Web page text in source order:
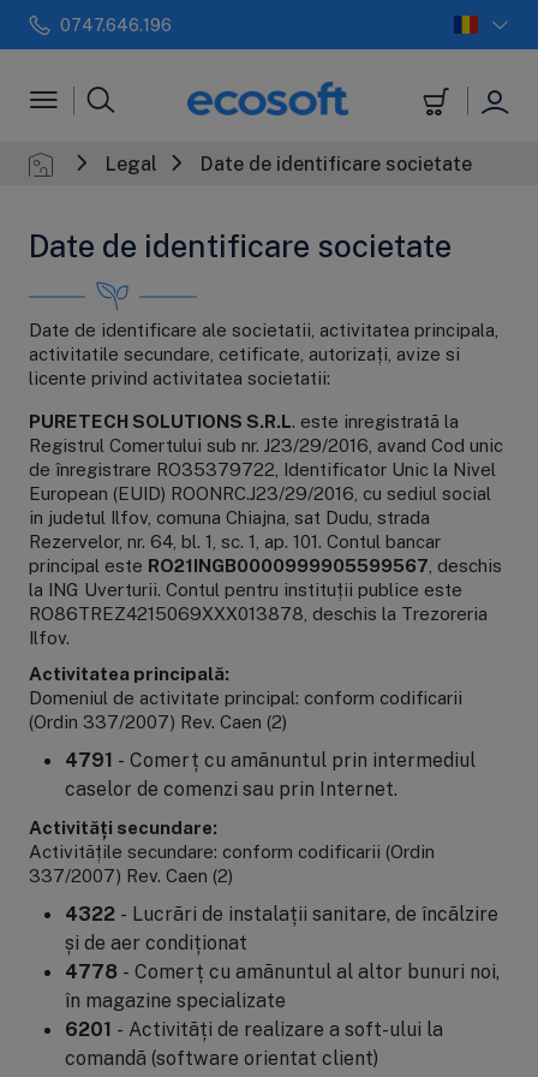
0747.646.196
Legal
Date de identificare societate
Date de identificare societate
Date de identificare ale societatii, activitatea principala,
activitatile secundare, cetificate, autorizați, avize si
licente privind activitatea societatii:
PURETECH SOLUTIONS S.R.L. este inregistrată la
Registrul Comertului sub nr. J23/29/2016, avand Cod unic
de înregistrare RO35379722, Identificator Unic la Nivel
European (EUID) ROONRC.J23/29/2016, cu sediul social
in judetul Ilfov, comuna Chiajna, sat Dudu, strada
Rezervelor, nr. 64, bl. 1, sc. 1, ap. 101. Contul bancar
principal este RO21INGB0000999905599567 , deschis
la ING Uverturii. Contul pentru instituții publice este
RO86TREZ4215069XXX013878, deschis la Trezoreria
Ilfov.
Activitatea principală:
Domeniul de activitate principal: conform codificarii
(Ordin 337/2007) Rev. Caen (2)
4791 - Comerţ cu amănuntul prin intermediul
caselor de comenzi sau prin Internet.
Activităţi secundare:
Activităţile secundare: conform codificarii (Ordin
337/2007) Rev. Caen (2)
4322- Lucrări de instalaţii sanitare, de încălzire
şi de aer condiţionat
4778- Comerţ cu amănuntul al altor bunuri noi,
în magazine specializate
6201 - Activităţi de realizare a soft-ului la
comandă (software orientat client)